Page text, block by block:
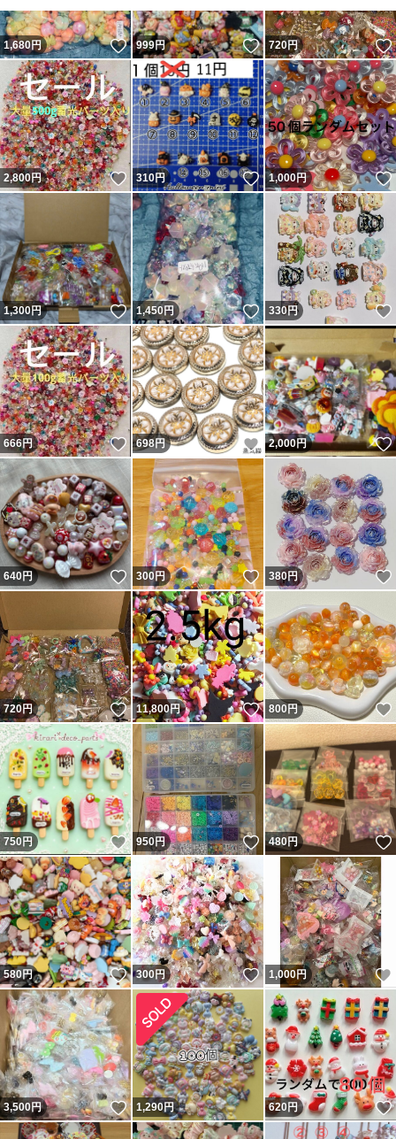
1,680円 いいね！
999円 いいね！
720円
2,800円 いいね！
310円 いいね！
1,000円
1,300円 いいね！
1,450円 いいね！
330円
666円 いいね！
698円 いいね！
2,000円
640円 いいね！
300円 いいね！
380円
720円 いいね！
11,800円 いいね！
800 円
750円 いいね！
950円 いいね！
480円
580円 いいね！
300円 いいね！
1,000円
3,500円 いいね！
1,290円 620 円